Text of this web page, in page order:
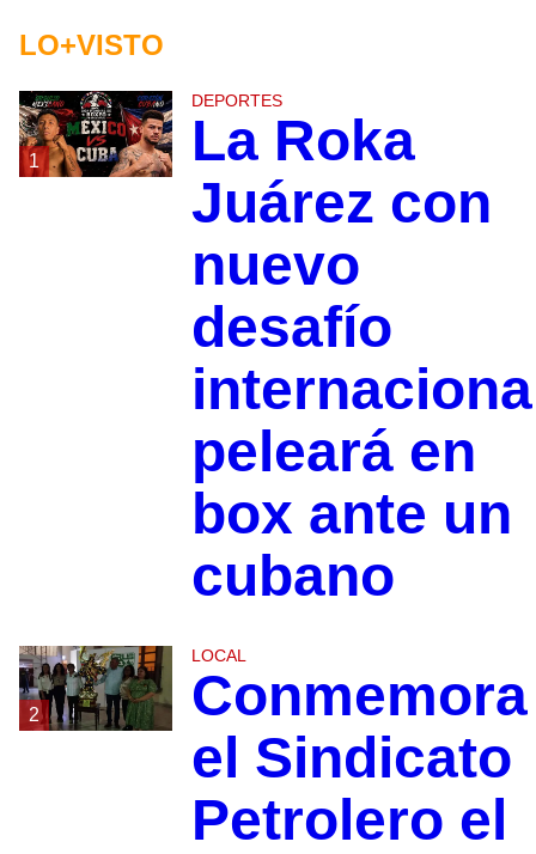
LO+VISTO
1
DEPORTES
La Roka
Juárez con
nuevo
desafío
peleará en
box ante un
cubano
2
LOCAL
Conmemora
el Sindicato
Petrolero el